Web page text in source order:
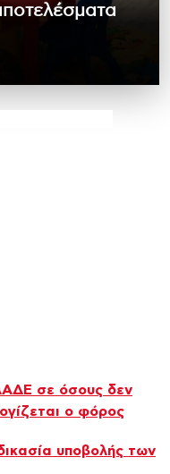
σε όσους δεν
ο φόρος
υποβολής των